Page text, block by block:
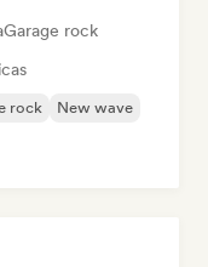
Garage rock
rock
New wave